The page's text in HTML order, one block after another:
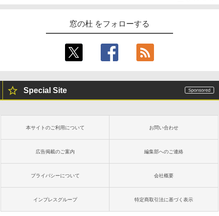
窓の杜 をフォローする
Special Site
本サイトのご利用について お問い合わせ
広告掲載のご案内 編集部へのご連絡
プライバシーについて 会社概要
インプレスグループ 特定商取引法に基づく表示